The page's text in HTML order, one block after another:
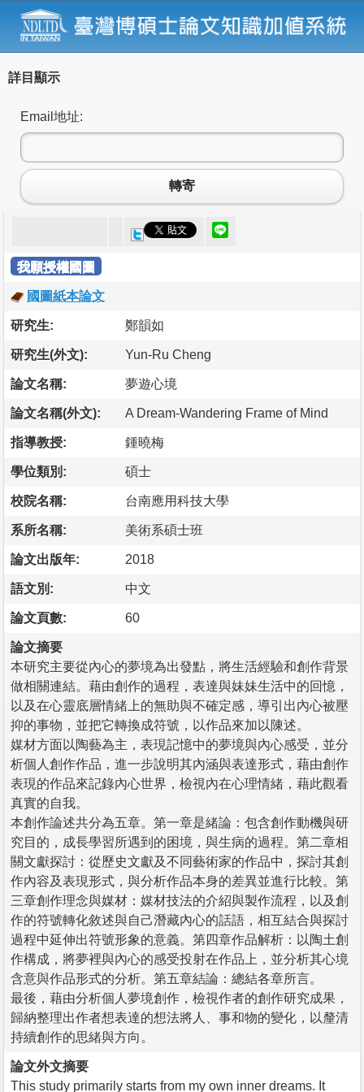
詳目顯示
Email地址:
轉寄
我願授權國圖
國圖紙本論文
研究生: 鄭韻如
研究生(外文): Yun-Ru Cheng
論文名稱: 夢遊心境
論文名稱(外文): A Dream-Wandering Frame of Mind
指導教授: 鍾曉梅
學位類別: 碩士
校院名稱: 台南應用科技大學
系所名稱: 美術系碩士班
論文出版年: 2018
語文別: 中文
論文頁數: 60
論文摘要
本研究主要從內心的夢境為出發點，將生活經驗和創作背景
做相關連結。藉由創作的過程，表達與妹妹生活中的回憶，
以及在心靈底層情緒上的無助與不確定感，導引出內心被壓
抑的事物，並把它轉換成符號，以作品來加以陳述。
媒材方面以陶藝為主，表現記憶中的夢境與內心感受，並分
析個人創作作品，進一步說明其內涵與表達形式，藉由創作
表現的作品來記錄內心世界，檢視內在心理情緒，藉此觀看
真實的自我。
本創作論述共分為五章。第一章是緒論：包含創作動機與研
究目的，成長學習所遇到的困境，與生病的過程。第二章相
關文獻探討：從歷史文獻及不同藝術家的作品中，探討其創
作內容及表現形式，與分析作品本身的差異並進行比較。第
三章創作理念與媒材：媒材技法的介紹與製作流程，以及創
作的符號轉化敘述與自己潛藏內心的話語，相互結合與探討
過程中延伸出符號形象的意義。第四章作品解析：以陶土創
作構成，將夢裡與內心的感受投射在作品上，並分析其心境
含意與作品形式的分析。第五章結論：總結各章所言。
最後，藉由分析個人夢境創作，檢視作者的創作研究成果，
歸納整理出作者想表達的想法將人、事和物的變化，以釐清
持續創作的思緒與方向。
論文外文摘要
This study primarily starts from my own inner dreams. It